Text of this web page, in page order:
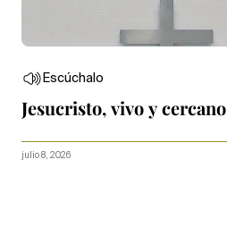
Escúchalo
Jesucristo, vivo y cercano
julio 8, 2026